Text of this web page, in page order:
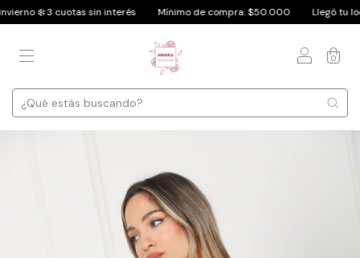
3 cuotas sin interés Mínimo de compra: $50.000 Llegó tu look fav.
0